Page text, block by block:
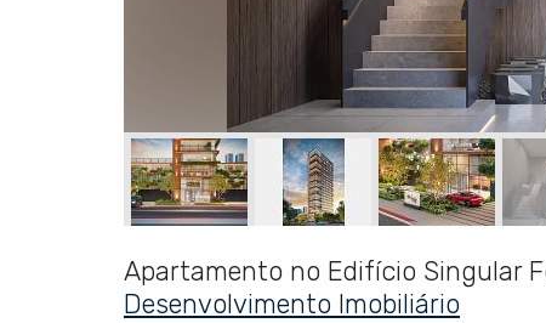
Apartamento no Edifício Singular
Desenvolvimento Imobiliário